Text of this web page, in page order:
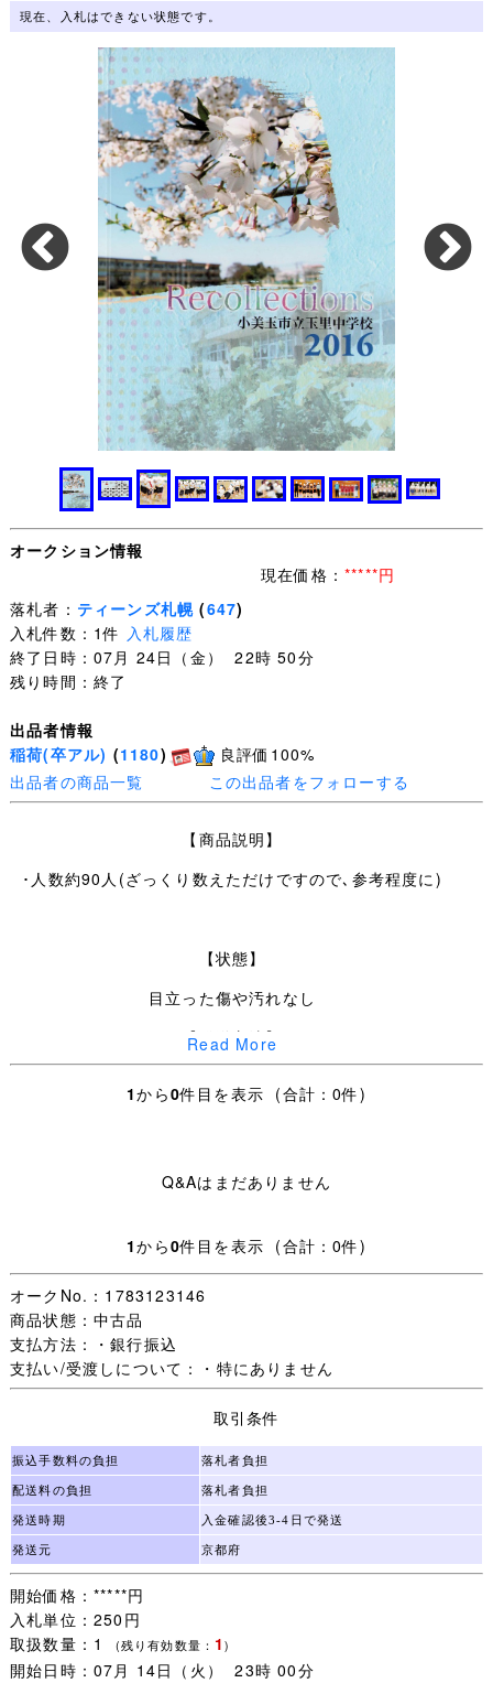
現在、入札はできない状態です。
オークション情報
現在価格： *****円
落札者： ティーンズ札幌 (647)
入札件数：1件 入札履歴
終了日時：07月 24日（金） 22時 50分
残り時間：終了
出品者情報
稲荷(卒アル) (1180)
良評価100%
出品者の商品一覧
この出品者をフォローする
【商品説明】
･人数約90人(ざっくり数えただけですので､参考程度に)
【状態】
目立った傷や汚れなし
【発送方法】
静岡 愛知 三重 岐阜 富山 石川 福井 大阪 京都 滋賀 奈良
[960 円]
茨城 栃木 群馬 埼玉 千葉 神奈川 東京 山梨 新潟 長野 福岡
佐賀 長崎 熊本 大分 宮崎 鹿児島
[1,040 円]宮城 山形 福島
[1,420 円]北海道
[2,000 円]沖縄
※他の発送方法でご希望の場合一度ご連絡下さい｡
･落札から2日以内にご入金をお願い致します｡(複数購入の
Read More
1から0件目を表示 (合計：0件)
Q&Aはまだありません
1から0件目を表示 (合計：0件)
オークNo.：1783123146
商品状態：中古品
支払方法：・銀行振込
支払い/受渡しについて：・特にありません
取引条件
振込手数料の負担 落札者負担
配送料の負担 落札者負担
発送時期 入金確認後3-4日で発送
発送元 京都府
開始価格：*****円
入札単位：250円
取扱数量：1
(残り有効数量： 1)
開始日時：07月 14日（火） 23時 00分